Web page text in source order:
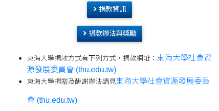
捐款資訊
捐款辦法與獎勵
東海大學捐款方式有下列方式，捐款網址： 東海大學社會資
源發展委員會 (thu.edu.tw)
東海大學捐贈及酬謝辦法請見東海大學社會資源發展委員
會 (thu.edu.tw)